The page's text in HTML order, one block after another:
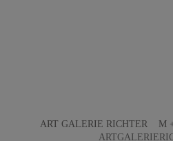
ART GALERIE RICHTER M